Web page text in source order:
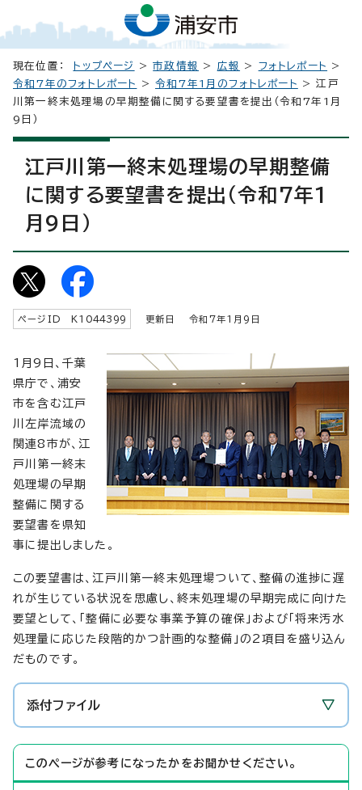
現在位置： トップページ >市政情報 > 広報 > フォトレポート
>
令和7年のフォトレポート
>令和7年1月のフォトレポート
> 江戸
川第一終末処理場の早期整備に関する要望書を提出（令和7年1月
9日）
江戸川第一終末処理場の早期整備
に関する要望書を提出（令和7年1
月9日）
ページID K 1044399 更新日 令和7年1月9日
1月9日、千葉
県庁で、浦安
市を含む江戸
川左岸流域の
関連8市が、江
戸川第一終末
処理場の早期
整備に関する
要望書を県知
事に提出しました。
この要望書は、江戸川第一終末処理場ついて、整備の進捗に遅
れが生じている状況を思慮し、終末処理場の早期完成に向けた
要望として、「整備に必要な事業予算の確保」および「将来汚水
処理量に応じた段階的かつ計画的な整備」の2項目を盛り込ん
だものです。
添付ファイル
このページが参考になったかをお聞かせください。